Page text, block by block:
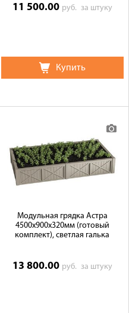
11 500.00 руб. за штуку
Купить
Модульная грядка Астра
4500x900x320мм (готовый
комплект), светлая галька
13 800.00 руб. за штуку